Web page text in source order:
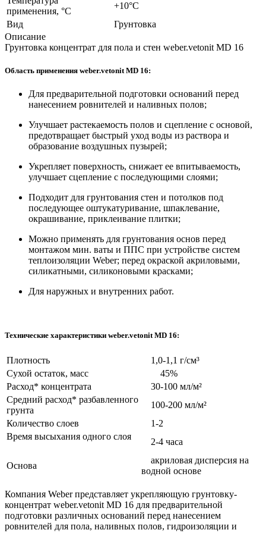
применения, °С
+10°С
Вид
Грунтовка
Описание
Грунтовка концентрат для пола и стен weber.vetonit MD 16
Область применения weber.vetonit MD 16:
Для предварительной подготовки оснований перед
нанесением ровнителей и наливных полов;
Улучшает растекаемость полов и сцепление с основой,
предотвращает быстрый уход воды из раствора и
образование воздушных пузырей;
Укрепляет поверхность, снижает ее впитываемость,
улучшает сцепление с последующими слоями;
Подходит для грунтования стен и потолков под
последующее оштукатуривание, шпаклевание,
окрашивание, приклеивание плитки;
Можно применять для грунтования основ перед
монтажом мин. ваты и ППС при устройстве систем
теплоизоляции Weber; перед окраской акриловыми,
силикатными, силиконовыми красками;
Для наружных и внутренних работ.
Технические характеристики weber.vetonit MD 16:
Плотность
1,0-1,1 г/см³
Сухой остаток, масс
45%
Расход* концентрата
30-100 мл/м²
Средний расход* разбавленного
грунта
100-200 мл/м²
Количество слоев
1-2
Время высыхания одного слоя
2-4 часа
Основа
акриловая дисперсия на
водной основе
Компания Weber представляет укрепляющую грунтовку-
концентрат weber.vetonit MD 16 для предварительной
подготовки различных оснований перед нанесением
ровнителей для пола, наливных полов, гидроизоляции и